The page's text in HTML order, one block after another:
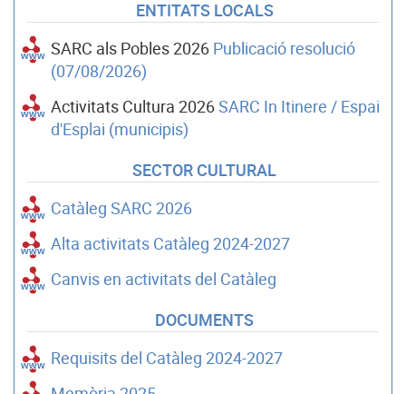
ENTITATS LOCALS
SARC als Pobles 2026 Publicació resolució
(07/08/2026)
Activitats Cultura 2026SARC In Itinere / Espai
d'Esplai (municipis)
SECTOR CULTURAL
Catàleg SARC 2026
Alta activitats Catàleg 2024-2027
Canvis en activitats del Catàleg
DOCUMENTS
Requisits del Catàleg 2024-2027